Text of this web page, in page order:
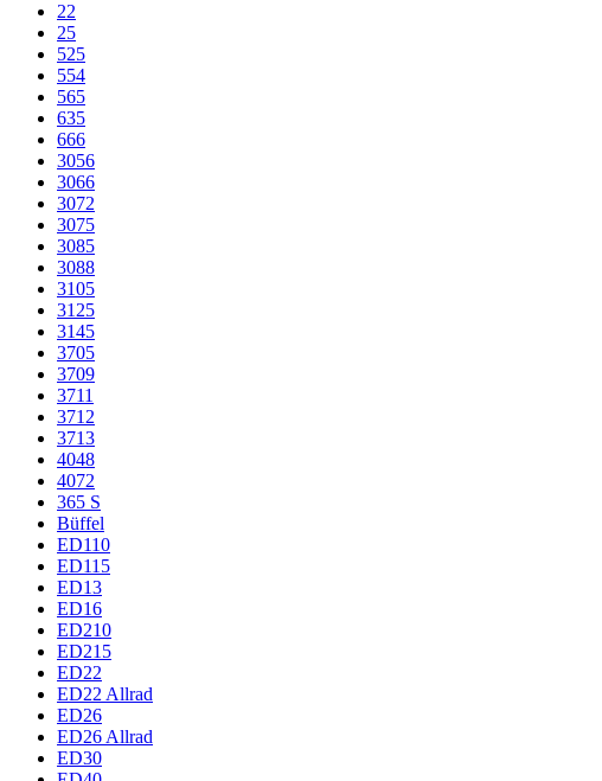
22
25
525
554
565
635
666
3056
3066
3072
3075
3085
3088
3105
3125
3145
3705
3709
3711
3712
3713
4048
4072
365 S
Büffel
ED110
ED115
ED13
ED16
ED210
ED215
ED22
ED22 Allrad
ED26
ED26 Allrad
ED30